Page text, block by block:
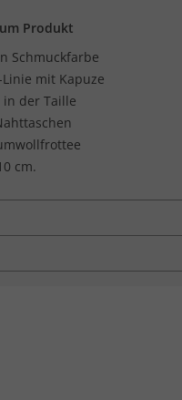
Produkt
Schmuckfarbe
mit Kapuze
der Taille
cm.